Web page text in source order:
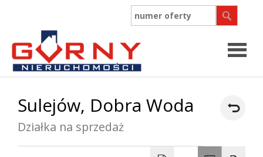
Sulejów, Dobra Woda
Działka na sprzedaż